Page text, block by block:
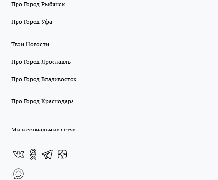
Про Город Рыбинск
Про Город Уфа
Твои Новости
Про Город Ярославль
Про Город Владивосток
Про Город Краснодара
Мы в социальных сетях